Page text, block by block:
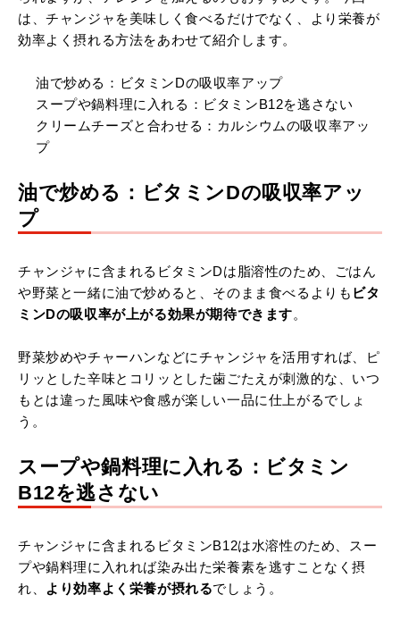
は、チャンジャを美味しく食べるだけでなく、より栄養が
効率よく摂れる方法をあわせて紹介します。
油で炒める：ビタミンDの吸収率アップ
スープや鍋料理に入れる：ビタミンB12を逃さない
クリームチーズと合わせる：カルシウムの吸収率アッ
プ
油で炒める：ビタミンDの吸収率アッ
プ
チャンジャに含まれるビタミンDは脂溶性のため、ごはん
や野菜と一緒に油で炒めると、そのまま食べるよりも ビタ
ミンDの吸収率が上がる効果が期待できます。
野菜炒めやチャーハンなどにチャンジャを活用すれば、ピ
リッとした辛味とコリッとした歯ごたえが刺激的な、いつ
もとは違った風味や食感が楽しい一品に仕上がるでしょ
う。
スープや鍋料理に入れる：ビタミン
B12を逃さない
チャンジャに含まれるビタミンB12は水溶性のため、スー
プや鍋料理に入れれば染み出た栄養素を逃すことなく摂
れ、
より効率よく栄養が摂れるでしょう。